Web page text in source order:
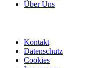
Über Uns
Kontakt
Datenschutz
Cookies